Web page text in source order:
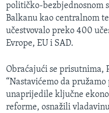
političko-bezbjednosnom
Balkanu kao centralnom
učestvovalo preko 400
Evrope, EU i SAD.
Obraćajući se prisutnima,
“Nastavićemo da
unaprijedile ključne
reforme, osnažili